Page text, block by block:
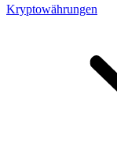
Kryptowährungen